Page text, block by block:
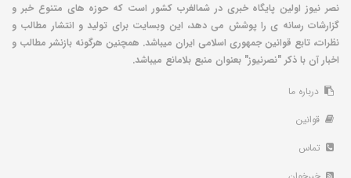
نصر نیوز اولین پایگاه خبری در شمالغرب کشور است که حوزه های متنوع خبر و
گزارشات رسانه ی را پوشش می دهد، این وبسایت برای تولید و انتشار مطالب و
نظرات، تابع قوانین جمهوری اسلامی ایران میباشد. همچنین هرگونه بازنشر مطالب و
اخبار آن با ذکر "نصرنیوز" بعنوان منبع بلامانع میباشد.
درباره ما
قوانین
تماس